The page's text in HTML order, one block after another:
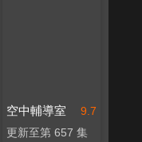
9.7
空中輔導室
更新至第 657 集